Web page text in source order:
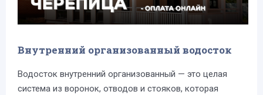
Внутренний организованный водосток
Водосток внутренний организованный — это целая
система из воронок, отводов и стояков, которая